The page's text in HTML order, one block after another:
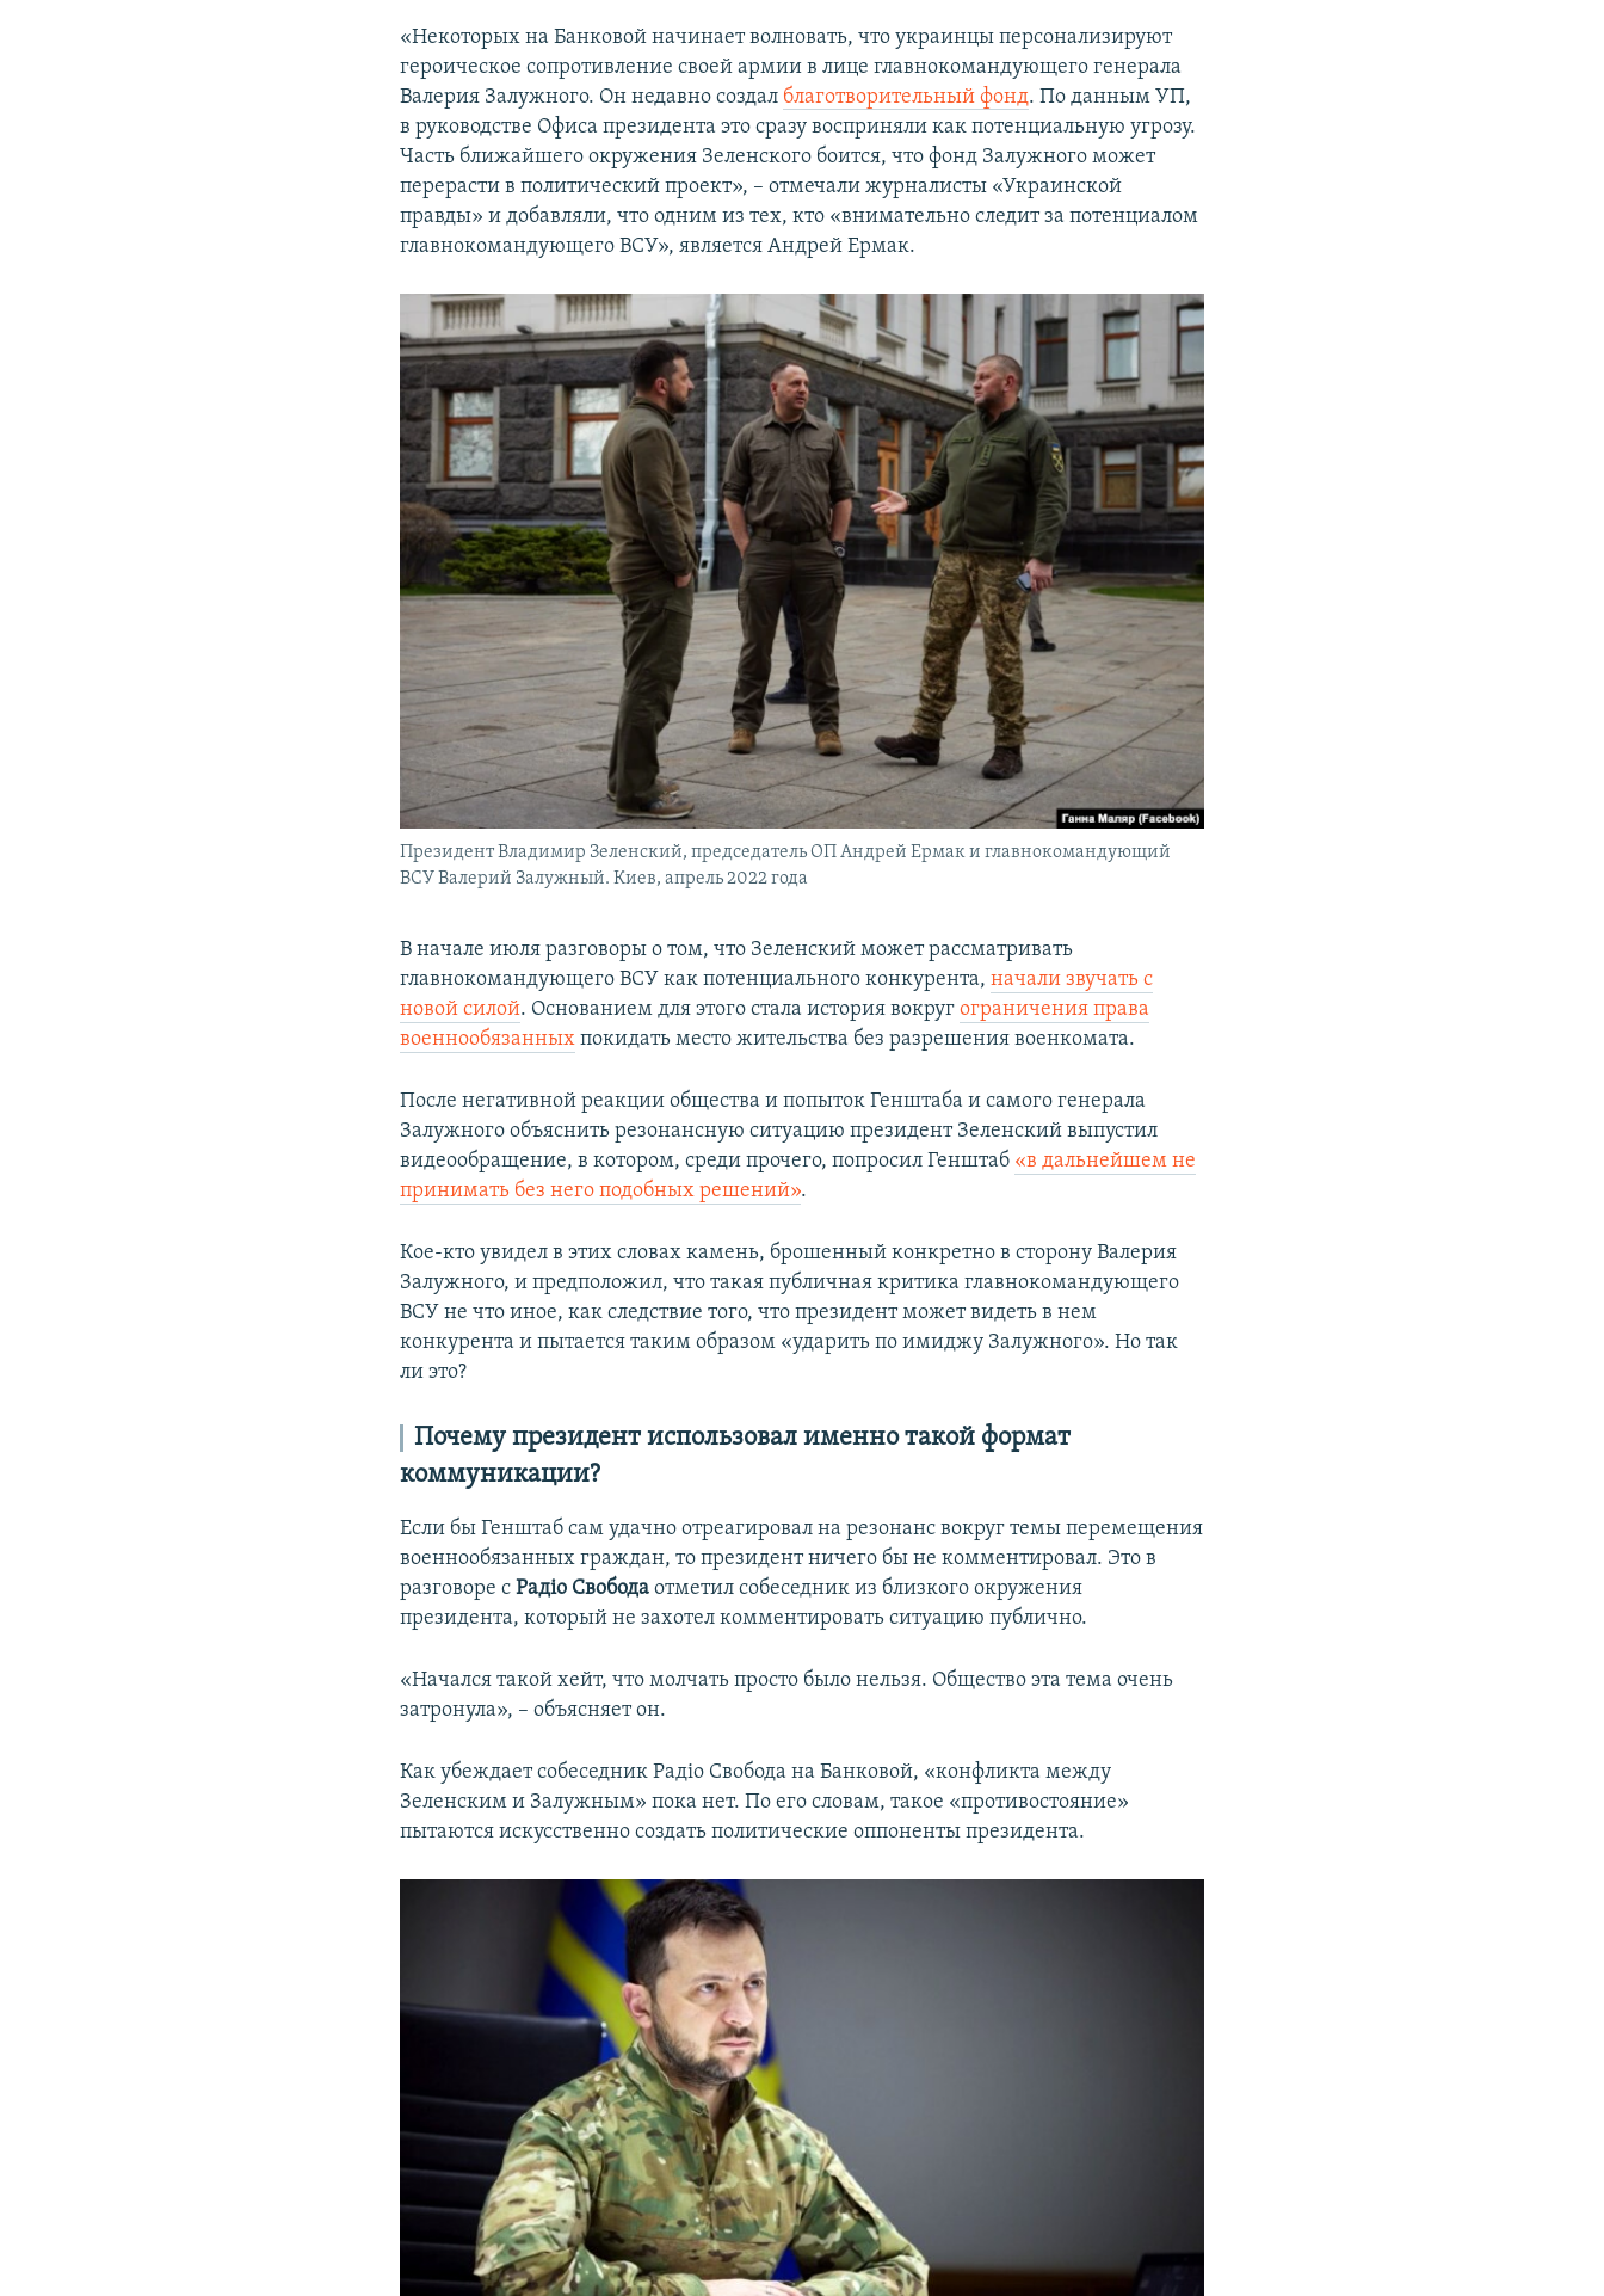
«Некоторых на Банковой начинает волновать, что украинцы персонализируют
героическое сопротивление своей армии в лице главнокомандующего генерала
Валерия Залужного. Он недавно создал благотворительный фонд. По данным УП,
в руководстве Офиса президента это сразу восприняли как потенциальную угрозу.
Часть ближайшего окружения Зеленского боится, что фонд Залужного может
перерасти в политический проект», – отмечали журналисты «Украинской
правды» и добавляли, что одним из тех, кто «внимательно следит за потенциалом
главнокомандующего ВСУ», является Андрей Ермак.
Президент Владимир Зеленский, председатель ОП Андрей Ермак и главнокомандующий
ВСУ Валерий Залужный. Киев, апрель 2022 года
В начале июля разговоры о том, что Зеленский может рассматривать
главнокомандующего ВСУ как потенциального конкурента,начали звучать с
новой силой. Основанием для этого стала история вокругограничения права
военнообязанных покидать место жительства без разрешения военкомата.
После негативной реакции общества и попыток Генштаба и самого генерала
Залужного объяснить резонансную ситуацию президент Зеленский выпустил
видеообращение, в котором, среди прочего, попросил Генштаб «в дальнейшем не
принимать без него подобных решений».
Кое-кто увидел в этих словах камень, брошенный конкретно в сторону Валерия
Залужного, и предположил, что такая публичная критика главнокомандующего
ВСУ не что иное, как следствие того, что президент может видеть в нем
конкурента и пытается таким образом «ударить по имиджу Залужного». Но так
ли это?
Почему президент использовал именно такой формат
коммуникации?
Если бы Генштаб сам удачно отреагировал на резонанс вокруг темы перемещения
военнообязанных граждан, то президент ничего бы не комментировал. Это в
разговоре сРадіо Свобода отметил собеседник из близкого окружения
президента, который не захотел комментировать ситуацию публично.
«Начался такой хейт, что молчать просто было нельзя. Общество эта тема очень
затронула», – объясняет он.
Как убеждает собеседник Радіо Свобода на Банковой, «конфликта между
Зеленским и Залужным» пока нет. По его словам, такое «противостояние»
пытаются искусственно создать политические оппоненты президента.